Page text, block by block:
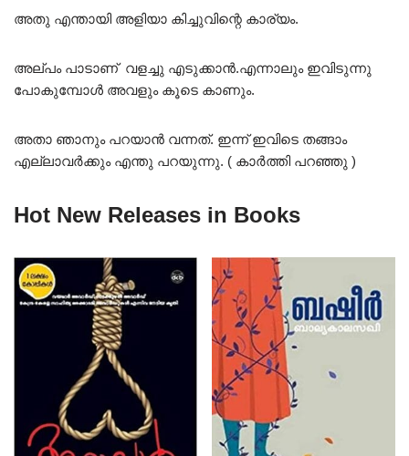
അതു എന്തായി അളിയാ കിച്ചുവിന്റെ കാര്യം.
അല്പം പാടാണ് വളച്ചു എടുക്കാൻ.എന്നാലും ഇവിടുന്നു
പോകുമ്പോൾ അവളും കൂടെ കാണും.
അതാ ഞാനും പറയാൻ വന്നത്. ഇന്ന് ഇവിടെ തങ്ങാം
എല്ലാവർക്കും എന്തു പറയുന്നു. ( കാർത്തി പറഞ്ഞു )
Hot New Releases in Books